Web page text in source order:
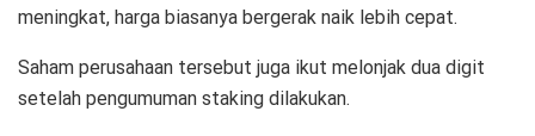
meningkat, harga biasanya bergerak naik lebih cepat.
Saham perusahaan tersebut juga ikut melonjak dua digit
setelah pengumuman staking dilakukan.